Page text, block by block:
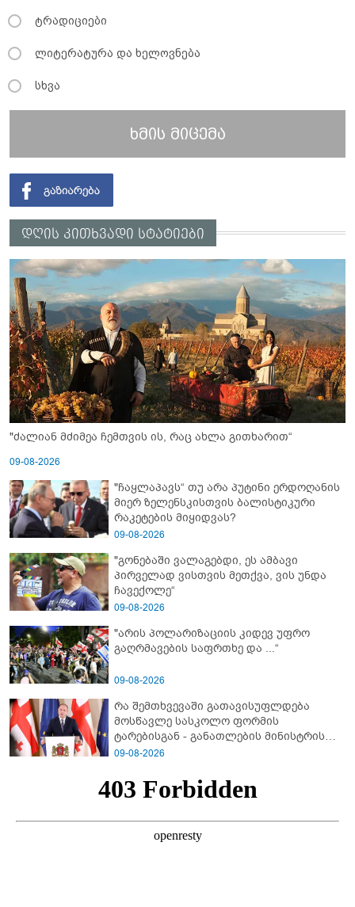
ტრადიციები
ლიტერატურა და ხელოვნება
სხვა
ხმის მიცემა
დღის კითხვადი სტატიები
"ძალიან მძიმეა ჩემთვის ის, რაც ახლა გითხარით“
09-08-2026
"ჩაყლაპავს“ თუ არა პუტინი ერდოღანის
მიერ ზელენსკისთვის ბალისტიკური
რაკეტების მიყიდვას?
09-08-2026
"გონებაში ვალაგებდი, ეს ამბავი
პირველად ვისთვის მეთქვა, ვის უნდა
ჩავექოლე“
09-08-2026
"არის პოლარიზაციის კიდევ უფრო
გაღრმავების საფრთხე და ...“
09-08-2026
რა შემთხვევაში გათავისუფლდება
მოსწავლე სასკოლო ფორმის
ტარებისგან - განათლების მინისტრის
განმარტება
09-08-2026